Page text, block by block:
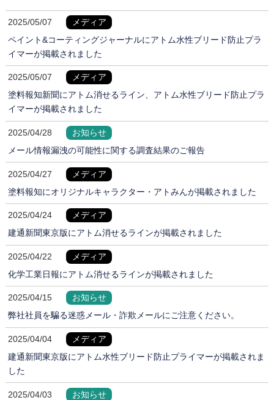
2025/05/07
メディア
ペイント&コーティングジャーナルにアトム水性ブリード防止プラ
イマーが掲載されました
2025/05/07
メディア
塗料報知新聞にアトム消せるライン、アトム水性ブリード防止プラ
イマーが掲載されました
2025/04/28
お知らせ
メール情報漏洩の可能性に関する調査結果のご報告
2025/04/27
メディア
塗料報知にオリジナルキャラクター・アトみんが掲載されました
2025/04/24
メディア
建通新聞東京版にアトム消せるラインが掲載されました
2025/04/22
メディア
化学工業日報にアトム消せるラインが掲載されました
2025/04/15
お知らせ
弊社社員を騙る迷惑メール・詐欺メールにご注意ください。
2025/04/04
メディア
建通新聞東京版にアトム水性ブリード防止プライマーが掲載されま
した
2025/04/03
お知らせ